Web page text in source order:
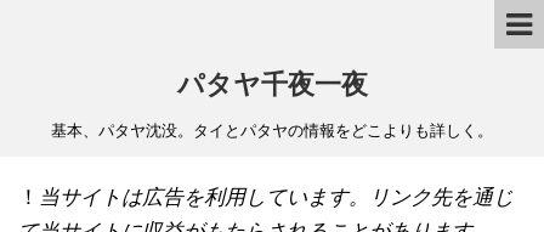
パタヤ千夜一夜
基本、パタヤ沈没。タイとパタヤの情報をどこよりも詳しく。
！ 当サイトは広告を利用しています。リンク先を通じ